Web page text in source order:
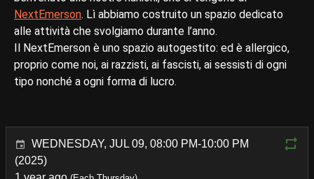
NextEmerson. Lì abbiamo costruito un spazio dedicato
alle attività che svolgiamo durante l’anno.
Il NextEmerson è uno spazio autogestito: ed è allergico,
proprio come noi, ai razzisti, ai fascisti, ai sessisti di ogni
tipo nonché a ogni forma di lucro.
WEDNESDAY, JUL 09, 08:00 PM-10:00 PM
(2025)